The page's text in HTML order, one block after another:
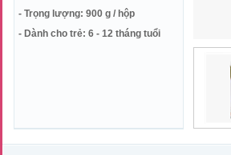
- Trọng lượng: 900 g / hộp
- Dành cho trẻ: 6 - 12 tháng tuổi